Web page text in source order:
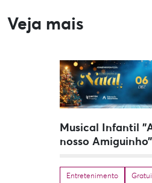
Veja mais
Musical Infantil
nosso Amiguinho”
Entretenimento